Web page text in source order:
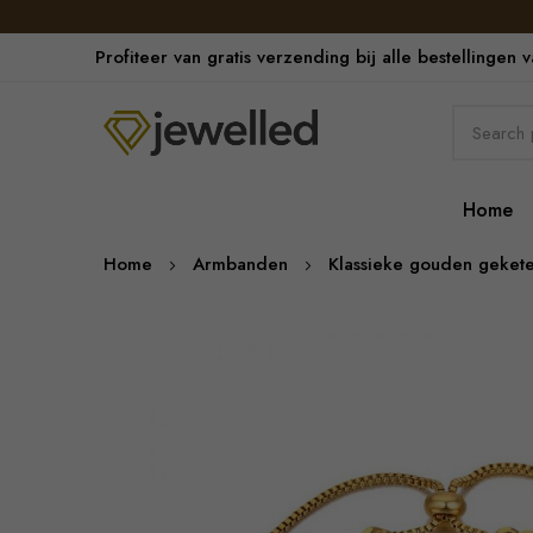
Profiteer van gratis verzending bij alle bestellingen
Home
Home Armbanden Klassieke gouden